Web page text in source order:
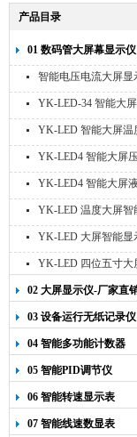
产品目录
01 数码管大屏幕显示仪
智能电压电流大屏显
YK-LED-34 智能大
示仪
YK-LED 智能大屏温
YK-LED4 智能大屏
仪
YK-LED4 智能大屏
仪
YK-LED 温度大屏智
四位十寸
YK-LED 大屏智能显
八寸
YK-LED 四位五寸大
示仪
02 大屏显示仪-厂家直
宇科泰吉
03 设备运行无纸记录仪
04 智能多功能计数器
05 智能PID调节仪
06 智能转速显示表
07 智能线速数显表